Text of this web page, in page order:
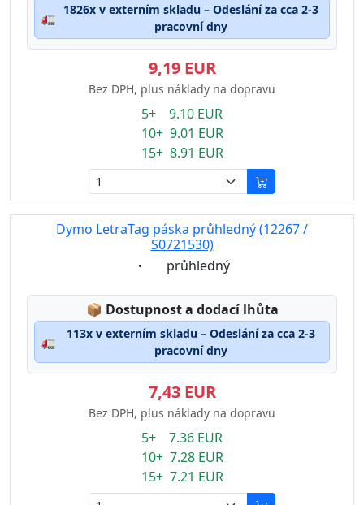
🚛
1826x v externím skladu – Odeslání za cca 2-3
pracovní dny
9,19 EUR
Bez DPH, plus náklady na dopravu
5+ 9.10 EUR
10+ 9.01 EUR
15+ 8.91 EUR
Dymo LetraTag páska průhledný (12267 /
S0721530)
Eigenschaft:
průhledný
📦 Lagerstatus:
Dostupnost a dodací lhůta
🚛
113x v externím skladu – Odeslání za cca 2-3
pracovní dny
7,43 EUR
Bez DPH, plus náklady na dopravu
5+ 7.36 EUR
10+ 7.28 EUR
15+ 7.21 EUR